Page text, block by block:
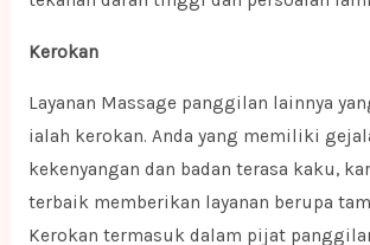
Kerokan
Layanan Massage panggilan lainnya
ialah kerokan. Anda yang memiliki
kekenyangan dan badan terasa kaku,
terbaik memberikan layanan berupa
Kerokan termasuk dalam pijat